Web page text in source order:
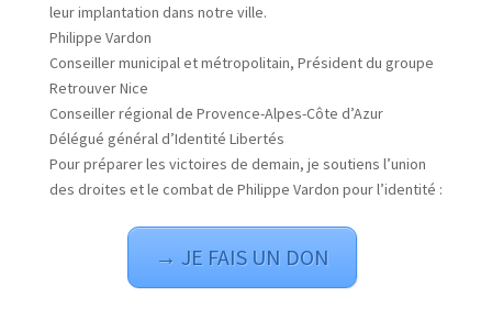
leur implantation dans notre ville.
Philippe Vardon
Conseiller municipal et métropolitain, Président du groupe
Retrouver Nice
Conseiller régional de Provence-Alpes-Côte d’Azur
Délégué général d’Identité Libertés
Pour préparer les victoires de demain, je soutiens l’union
des droites et le combat de Philippe Vardon pour l’identité :
→ JE FAIS UN DON